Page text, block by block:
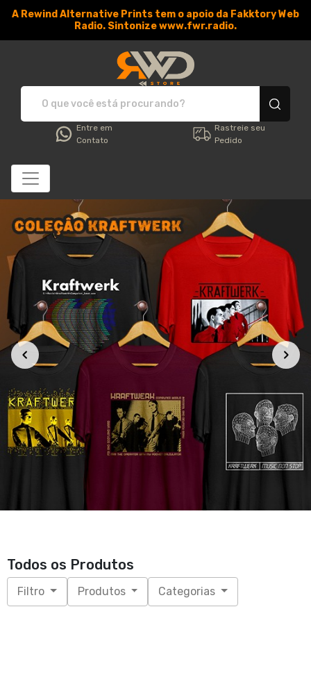
A Rewind Alternative Prints tem o apoio da Fakktory Web
Radio. Sintonize www.fwr.radio.
RWD Store - Camisetas
Entre em
Contato
Rastreie seu
Pedido
Todos os Produtos
Filtro Produtos Categorias